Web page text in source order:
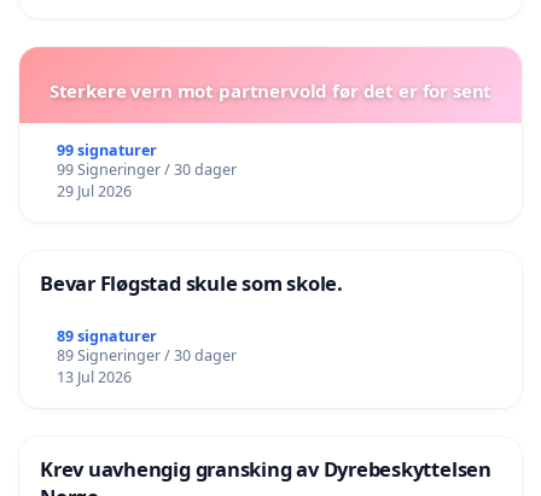
Sterkere vern mot partnervold før det er for sent
99 signaturer
99 Signeringer / 30 dager
29 Jul 2026
Bevar Fløgstad skule som skole.
89 signaturer
89 Signeringer / 30 dager
13 Jul 2026
Krev uavhengig gransking av Dyrebeskyttelsen